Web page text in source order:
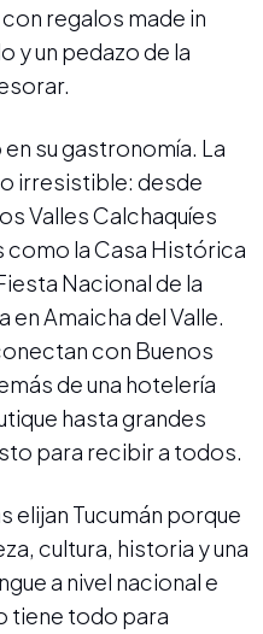
regalos made in
y un pedazo de la
su gastronomía. La
irresistible: desde
Valles Calchaquíes
la Casa Histórica
Nacional de la
en Amaicha del Valle.
con Buenos
de una hotelería
hasta grandes
para recibir a todos.
elijan Tucumán porque
cultura, historia y una
a nivel nacional e
tiene todo para